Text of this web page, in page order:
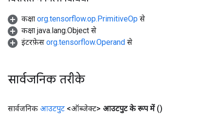
कक्षा org.tensorflow.op.PrimitiveOp से
कक्षा java.lang.Object से
इंटरफ़ेस org.tensorflow.Operand से
सार्वजनिक तरीके
सार्वजनिक आउटपुट <ऑब्जेक्ट> आउटपुट के रूप में ()